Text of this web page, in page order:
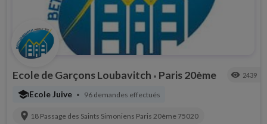
Ecole de Garçons Loubavitch • Paris 20ème visibility 2439
schoolEcole Juive • 96 demandes effectués
location_on 18 Passage des Saints Simoniens Paris 20ème 75020